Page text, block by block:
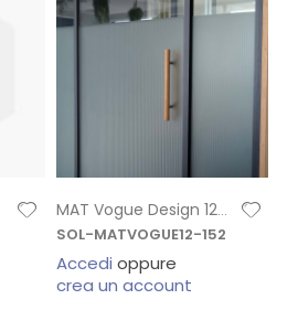
MAT Vogue Design 12mm - H 152
SOL-MATVOGUE12-152
Accedi oppure
crea un account